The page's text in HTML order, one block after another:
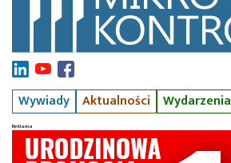
Wywiady Aktualności Wydarzenia